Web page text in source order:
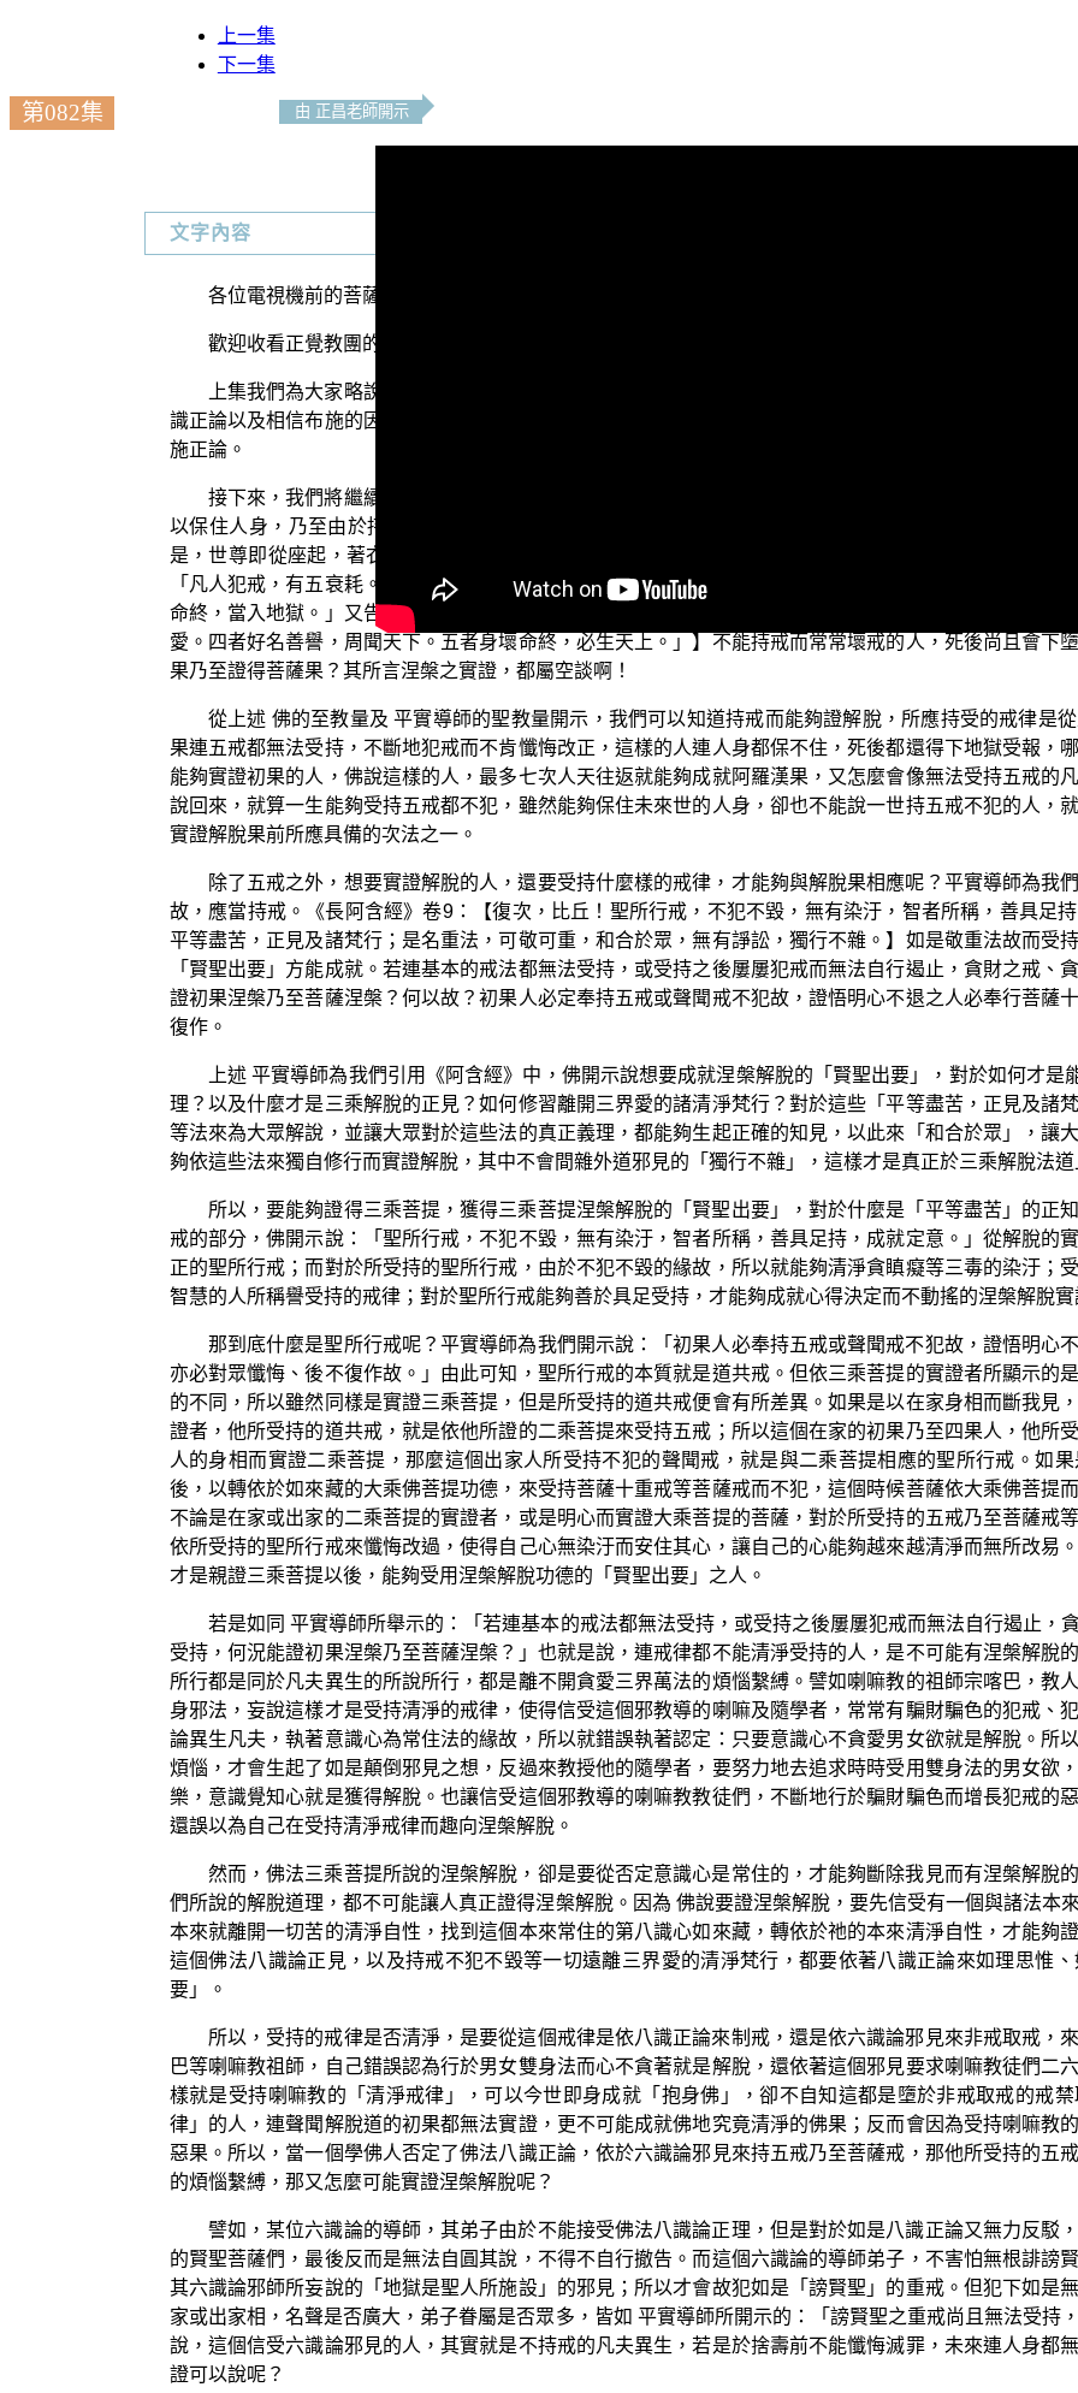
上一集
下一集
第082集 由 正昌老師開示
文字內容
各位電視機前的菩薩們：阿彌陀佛！
歡迎收看正覺教團的電視弘法節目，在此先問候大家：少病少惱否？色身康泰否？道業精進否？目前
上集我們為大家略說過，並不是單單行於世俗的布施善行，就能夠成就與解脫道相應的布施正論。布
識正論以及相信布施的因果，同時還要依於佛菩薩以及善知識的正確教導，不但是樂於布施，在布施時還
施正論。
接下來，我們將繼續為大家略說「持受清淨戒律方得涅槃解脫」的道理。平實導師在《涅槃》一書中
以保住人身，乃至由於持戒利益眾生而得生天；因此一切人都應該受持五戒，不論是否想要修學解脫道
是，世尊即從座起，著衣持鉢，與大眾俱，詣彼講堂，澡手洗足，處中而坐。時，諸比丘在左面坐，諸
「凡人犯戒，有五衰耗。何謂為五？一者求財，所願不遂。二者設有所得，日當衰耗。三者在所至處，眾
命終，當入地獄。」又告諸清信士：「凡人持戒，有五功德。何謂為五？一者諸有所求，輙得如願。二者
愛。四者好名善譽，周聞天下。五者身壞命終，必生天上。」】不能持戒而常常壞戒的人，死後尚且會下
果乃至證得菩薩果？其所言涅槃之實證，都屬空談啊！
從上述 佛的至教量及 平實導師的聖教量開示，我們可以知道持戒而能夠證解脫，所應持受的戒律是
果連五戒都無法受持，不斷地犯戒而不肯懺悔改正，這樣的人連人身都保不住，死後都還得下地獄受報，
能夠實證初果的人，佛說這樣的人，最多七次人天往返就能夠成就阿羅漢果，又怎麼會像無法受持五戒的
說回來，就算一生能夠受持五戒都不犯，雖然能夠保住未來世的人身，卻也不能說一世持五戒不犯的人，
實證解脫果前所應具備的次法之一。
除了五戒之外，想要實證解脫的人，還要受持什麼樣的戒律，才能夠與解脫果相應呢？平實導師為我
故，應當持戒。《長阿含經》卷9：【復次，比丘！聖所行戒，不犯不毀，無有染汙，智者所稱，善具足
平等盡苦，正見及諸梵行；是名重法，可敬可重，和合於眾，無有諍訟，獨行不雜。】如是敬重法故而受
「賢聖出要」方能成就。若連基本的戒法都無法受持，或受持之後屢屢犯戒而無法自行遏止，貪財之戒、
證初果涅槃乃至菩薩涅槃？何以故？初果人必定奉持五戒或聲聞戒不犯故，證悟明心不退之人必奉行菩薩
復作。
上述 平實導師為我們引用《阿含經》中，佛開示說想要成就涅槃解脫的「賢聖出要」，對於如何才是
理？以及什麼才是三乘解脫的正見？如何修習離開三界愛的諸清淨梵行？對於這些「平等盡苦，正見及諸
等法來為大眾解說，並讓大眾對於這些法的真正義理，都能夠生起正確的知見，以此來「和合於眾」，讓
夠依這些法來獨自修行而實證解脫，其中不會間雜外道邪見的「獨行不雜」，這樣才是真正於三乘解脫法
所以，要能夠證得三乘菩提，獲得三乘菩提涅槃解脫的「賢聖出要」，對於什麼是「平等盡苦」的正
戒的部分，佛開示說：「聖所行戒，不犯不毀，無有染汙，智者所稱，善具足持，成就定意。」從解脫的
正的聖所行戒；而對於所受持的聖所行戒，由於不犯不毀的緣故，所以就能夠清淨貪瞋癡等三毒的染汙；
智慧的人所稱譽受持的戒律；對於聖所行戒能夠善於具足受持，才能夠成就心得決定而不動搖的涅槃解脫實
那到底什麼是聖所行戒呢？平實導師為我們開示說：「初果人必奉持五戒或聲聞戒不犯故，證悟明心
亦必對眾懺悔、後不復作故。」由此可知，聖所行戒的本質就是道共戒。但依三乘菩提的實證者所顯示的
的不同，所以雖然同樣是實證三乘菩提，但是所受持的道共戒便會有所差異。如果是以在家身相而斷我見
證者，他所受持的道共戒，就是依他所證的二乘菩提來受持五戒；所以這個在家的初果乃至四果人，他所
人的身相而實證二乘菩提，那麼這個出家人所受持不犯的聲聞戒，就是與二乘菩提相應的聖所行戒。如
後，以轉依於如來藏的大乘佛菩提功德，來受持菩薩十重戒等菩薩戒而不犯，這個時候菩薩依大乘佛菩提
不論是在家或出家的二乘菩提的實證者，或是明心而實證大乘菩提的菩薩，對於所受持的五戒乃至菩薩戒
依所受持的聖所行戒來懺悔改過，使得自己心無染汙而安住其心，讓自己的心能夠越來越清淨而無所改易
才是親證三乘菩提以後，能夠受用涅槃解脫功德的「賢聖出要」之人。
若是如同 平實導師所舉示的：「若連基本的戒法都無法受持，或受持之後屢屢犯戒而無法自行遏止，
受持，何況能證初果涅槃乃至菩薩涅槃？」也就是說，連戒律都不能清淨受持的人，是不可能有涅槃解脫
所行都是同於凡夫異生的所說所行，都是離不開貪愛三界萬法的煩惱繫縛。譬如喇嘛教的祖師宗喀巴，教
身邪法，妄說這樣才是受持清淨的戒律，使得信受這個邪教導的喇嘛及隨學者，常常有騙財騙色的犯戒、
論異生凡夫，執著意識心為常住法的緣故，所以就錯誤執著認定：只要意識心不貪愛男女欲就是解脫。所
煩惱，才會生起了如是顛倒邪見之想，反過來教授他的隨學者，要努力地去追求時時受用雙身法的男女欲
樂，意識覺知心就是獲得解脫。也讓信受這個邪教導的喇嘛教教徒們，不斷地行於騙財騙色而增長犯戒的
還誤以為自己在受持清淨戒律而趣向涅槃解脫。
然而，佛法三乘菩提所說的涅槃解脫，卻是要從否定意識心是常住的，才能夠斷除我見而有涅槃解脫
們所說的解脫道理，都不可能讓人真正證得涅槃解脫。因為 佛說要證涅槃解脫，要先信受有一個與諸法本
本來就離開一切苦的清淨自性，找到這個本來常住的第八識心如來藏，轉依於祂的本來清淨自性，才能夠
這個佛法八識論正見，以及持戒不犯不毀等一切遠離三界愛的清淨梵行，都要依著八識正論來如理思惟
要」。
所以，受持的戒律是否清淨，是要從這個戒律是依八識正論來制戒，還是依六識論邪見來非戒取戒，
巴等喇嘛教祖師，自己錯誤認為行於男女雙身法而心不貪著就是解脫，還依著這個邪見要求喇嘛教徒們二
樣就是受持喇嘛教的「清淨戒律」，可以今世即身成就「抱身佛」，卻不自知這都是墮於非戒取戒的戒
律」的人，連聲聞解脫道的初果都無法實證，更不可能成就佛地究竟清淨的佛果；反而會因為受持喇嘛教
惡果。所以，當一個學佛人否定了佛法八識正論，依於六識論邪見來持五戒乃至菩薩戒，那他所受持的五
的煩惱繫縛，那又怎麼可能實證涅槃解脫呢？
譬如，某位六識論的導師，其弟子由於不能接受佛法八識論正理，但是對於如是八識正論又無力反駁
的賢聖菩薩們，最後反而是無法自圓其說，不得不自行撤告。而這個六識論的導師弟子，不害怕無根誹謗
其六識論邪師所妄說的「地獄是聖人所施設」的邪見；所以才會故犯如是「謗賢聖」的重戒。但犯下如是
家或出家相，名聲是否廣大，弟子眷屬是否眾多，皆如 平實導師所開示的：「謗賢聖之重戒尚且無法受持
說，這個信受六識論邪見的人，其實就是不持戒的凡夫異生，若是於捨壽前不能懺悔滅罪，未來連人身都
證可以說呢？